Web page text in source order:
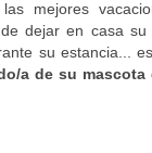
mejores
dejar en casa
su estancia...
a de su mascota